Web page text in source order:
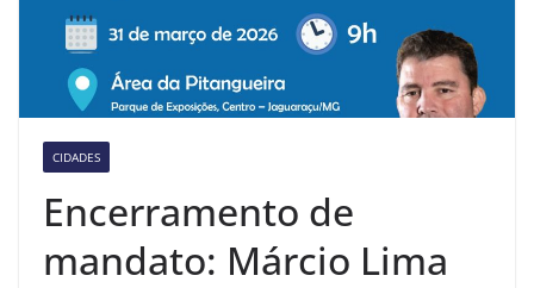
CIDADES
Encerramento de
mandato: Márcio Lima